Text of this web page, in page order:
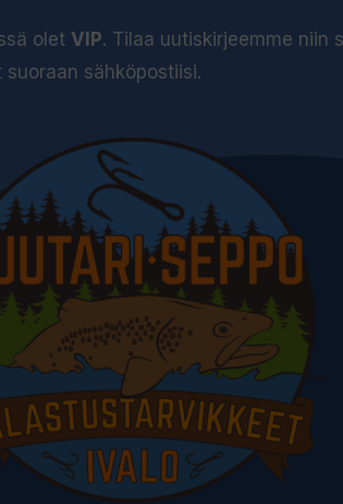
oletVIP. Tilaa uutiskirjeemme niin
suoraan sähköpostiisi.